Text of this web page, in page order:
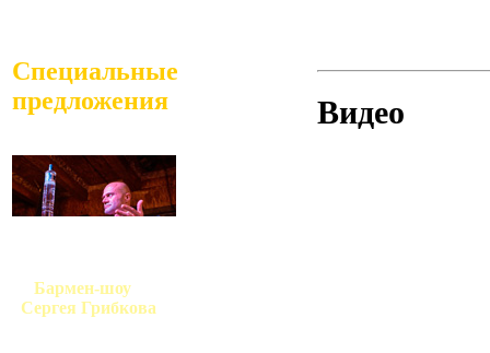
Специальные
предложения
Бармен-шоу
Сергея Грибкова
Видео